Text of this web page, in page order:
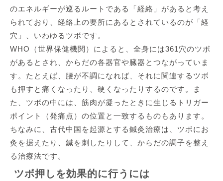
のエネルギーが巡るルートである「経絡」があると考え
られており、経絡上の要所にあるとされているのが「経
穴」、いわゆるツボです。
WHO（世界保健機関）によると、全身には361穴のツボ
があるとされ、からだの各器官や臓器とつながっていま
す。たとえば、腰が不調になれば、それに関連するツボ
も押すと痛くなったり、硬くなったりするのです。ま
た、ツボの中には、筋肉が凝ったときに生じるトリガー
ポイント（発痛点）の位置と一致するものもあります。
ちなみに、古代中国を起源とする鍼灸治療は、ツボにお
灸を据えたり、鍼を刺したりして、からだの調子を整え
る治療法です。
ツボ押しを効果的に行うには